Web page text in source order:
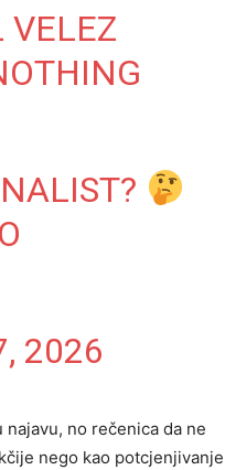
VELEZ
2026
no rečenica da ne
nego kao potcjenjivanje